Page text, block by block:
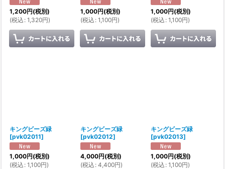
1,200円(税別)
(税込 : 1,320円)
1,000円(税別)
(税込 : 1,100円)
1,000円(税別)
(税込 : 1,100円)
キングビーズ緑
[pvk02011]
1,000円(税別)
(税込 : 1,100円)
キングビーズ緑
[pvk02012]
4,000円(税別)
(税込 : 4,400円)
キングビーズ緑
[pvk02013]
1,000円(税別)
(税込 : 1,100円)